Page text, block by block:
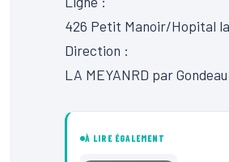
426 Petit Manoir/Hopital
Direction :
LA MEYANRD par
À LIRE ÉGALEMENT